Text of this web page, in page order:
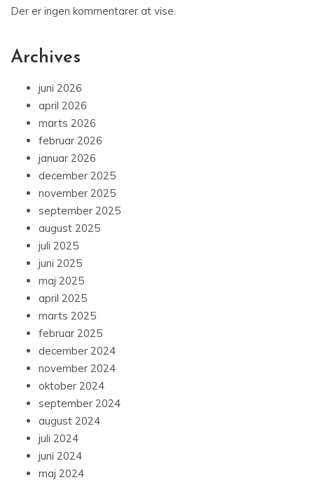
Der er ingen kommentarer at vise.
Archives
juni 2026
april 2026
marts 2026
februar 2026
januar 2026
december 2025
november 2025
september 2025
august 2025
juli 2025
juni 2025
maj 2025
april 2025
marts 2025
februar 2025
december 2024
november 2024
oktober 2024
september 2024
august 2024
juli 2024
juni 2024
maj 2024